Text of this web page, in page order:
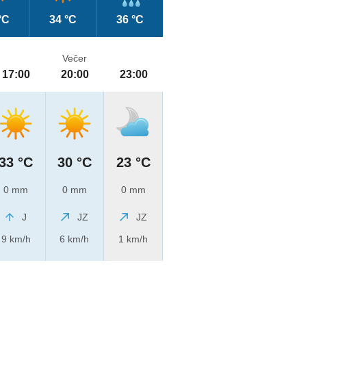
34 °C 36 °C
17:00
°C
0 mm
J
9 km/h
Večer
20:00
30 °C
0 mm
JZ
6 km/h
23:00
23 °C
0 mm
JZ
1 km/h